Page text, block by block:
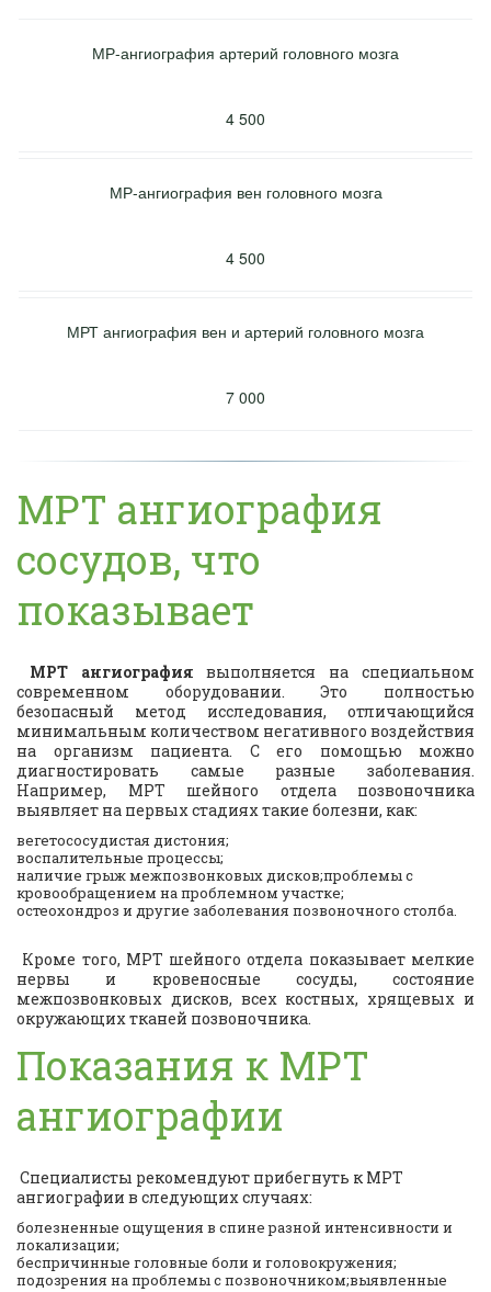
МР-ангиография артерий головного мозга
4 500
МР-ангиография вен головного мозга
4 500
МРТ ангиография вен и артерий головного мозга
7 000
МРТ ангиография
сосудов, что
показывает
МРТ ангиография выполняется на специальном
современном оборудовании. Это полностью
безопасный метод исследования, отличающийся
минимальным количеством негативного воздействия
на организм пациента. С его помощью можно
диагностировать самые разные заболевания.
Например, МРТ шейного отдела позвоночника
выявляет на первых стадиях такие болезни, как:
вегетососудистая дистония;
воспалительные процессы;
наличие грыж межпозвонковых дисков;проблемы с
кровообращением на проблемном участке;
остеохондроз и другие заболевания позвоночного столба.
Кроме того, МРТ шейного отдела показывает мелкие
нервы и кровеносные сосуды, состояние
межпозвонковых дисков, всех костных, хрящевых и
окружающих тканей позвоночника.
Показания к МРТ
ангиографии
Специалисты рекомендуют прибегнуть к МРТ
ангиографии в следующих случаях:
болезненные ощущения в спине разной интенсивности и
локализации;
беспричинные головные боли и головокружения;
подозрения на проблемы с позвоночником;выявленные